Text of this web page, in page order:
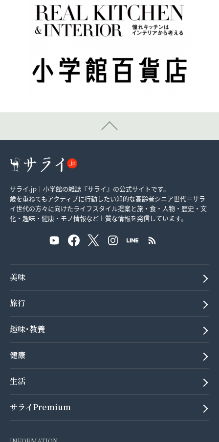
サライ.jp｜小学館の雑誌『サライ』の公式サイトです。
歳を重ねてもアクティブに行動したい知的な高齢者シニア世代＝サラ
イ世代の方々に向けたライフスタイル提案と旅・食・人物・歴史・文
化・趣味・健康・モノ情報など上質な情報を発信しています。
美味
旅行
趣味･教養
健康
生活
サライPremium